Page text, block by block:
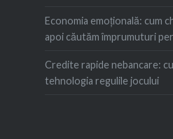
Economia emoțională: cum
apoi căutăm împrumuturi
Credite rapide nebancare:
tehnologia regulile jocului